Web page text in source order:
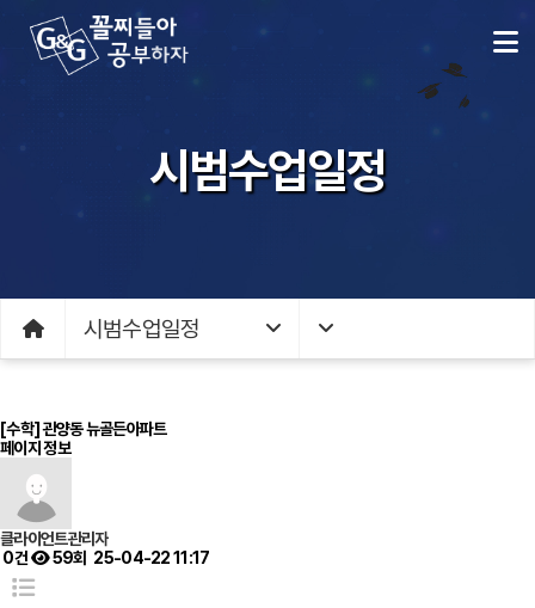
시범수업일정
시범수업일정
[수학] 관양동 뉴골든아파트
페이지 정보
클라이언트관리자
0건
59회 25-04-22 11:17